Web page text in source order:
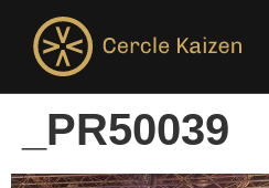
_PR50039